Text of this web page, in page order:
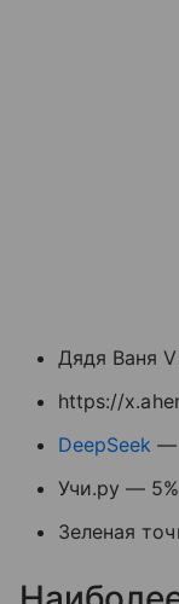
Дядя Ваня
https://
DeepSeek —
Учи.ру — 5%
Зеленая